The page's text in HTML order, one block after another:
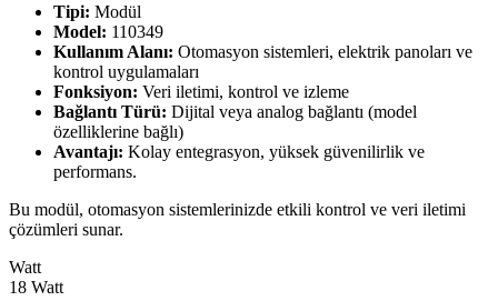
Tipi: Modül
Model: 110349
Kullanım Alanı: Otomasyon sistemleri, elektrik panoları ve
kontrol uygulamaları
Fonksiyon: Veri iletimi, kontrol ve izleme
Bağlantı Türü: Dijital veya analog bağlantı (model
özelliklerine bağlı)
Avantajı: Kolay entegrasyon, yüksek güvenilirlik ve
performans.
Bu modül, otomasyon sistemlerinizde etkili kontrol ve veri iletimi
çözümleri sunar.
Watt
18 Watt